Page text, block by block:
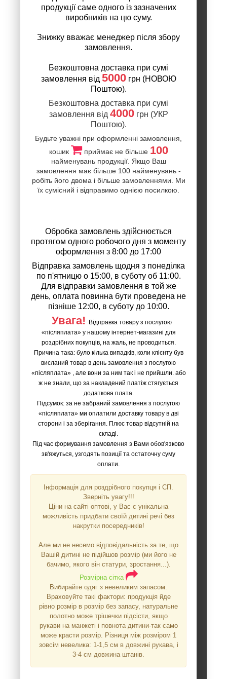
продукції саме одного із зазначених
виробників на цю суму.
Знижку вважає менеджер після збору
замовлення.
Безкоштовна доставка при сумі
замовлення від 5000 грн (НОВОЮ
Поштою).
Безкоштовна доставка при сумі
замовлення від 4000 грн (УКР
Поштою).
Будьте уважні при оформленні замовлення,
кошик
приймає не більше 100
найменувань продукції. Якщо Ваш
замовлення має більше 100 найменувань -
робіть його двома і більше замовленнями. Ми
їх сумісний і відправимо однією посилкою.
Обробка замовлень здійснюється
протягом одного робочого дня з моменту
оформлення з 8:00 до 17:00
Відправка замовлень щодня з понеділка
по п'ятницю о 15:00, в суботу об 11:00.
Для відправки замовлення в той же
день, оплата повинна бути проведена не
пізніше 12:00, в суботу до 10:00.
Увага!
Відправка товару з послугою
«післяплата» у нашому інтернет-магазині для
роздрібних покупців, на жаль, не проводиться.
Причина така: було кілька випадків, коли клієнту був
висланий товар в день замовлення з послугою
«післяплата» , але вони за ним так і не прийшли. або
ж не знали, що за накладений платіж стягується
додаткова плата.
Підсумок: за не забраний замовлення з послугою
«післяплата» ми оплатили доставку товару в дві
сторони і за зберігання. Плюс товар відсутній на
складі.
Під час формування замовлення з Вами обов'язково
зв'яжуться, узгодять позиції та остаточну суму
оплати.
Інформація для роздрібного покупця і СП.
Зверніть увагу!!!
Ціни на сайті оптові, у Вас є унікальна
можливість придбати своїй дитині речі без
накрутки посередників!
Але ми не несемо відповідальність за те, що
Вашій дитині не підійшов розмір (ми його не
бачимо, якого він статури, зростання...).
Розмірна сітка
Вибирайте одяг з невеликим запасом.
Враховуйте такі фактори: продукція йде
рівно розмір в розмір без запасу, натуральне
полотно може трішечки підсісти, якщо
рукави на манжеті і повнота дитини-так само
може красти розмір. Різниця між розміром 1
зовсім невелика: 1-1,5 см в довжині рукава, і
3-4 см довжина штанів.